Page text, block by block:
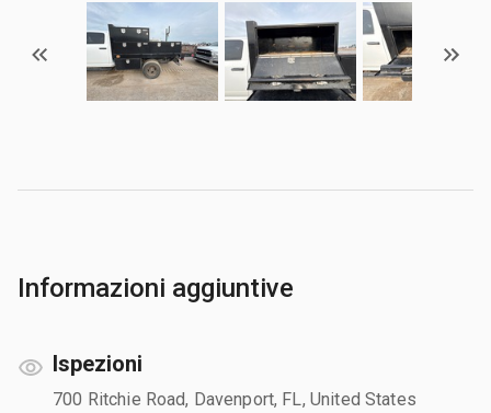
Informazioni aggiuntive
Ispezioni
700 Ritchie Road, Davenport, FL, United States